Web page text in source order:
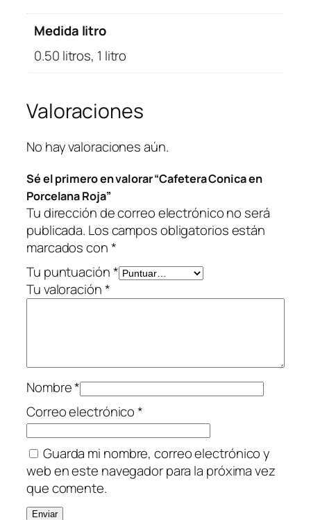
2
5
€
R
j
c
n
t
i
d
a
d
Medida litro
0.50 litros, 1 litro
Valoraciones
No hay valoraciones aún.
Sé el primero en valorar “Cafetera Conica en
Porcelana Roja”
Tu dirección de correo electrónico no será
publicada. Los campos obligatorios están
marcados con*
Tu puntuación*
Tu valoración*
Nombre*
Correo electrónico*
Guarda mi nombre, correo electrónico y
web en este navegador para la próxima vez
que comente.